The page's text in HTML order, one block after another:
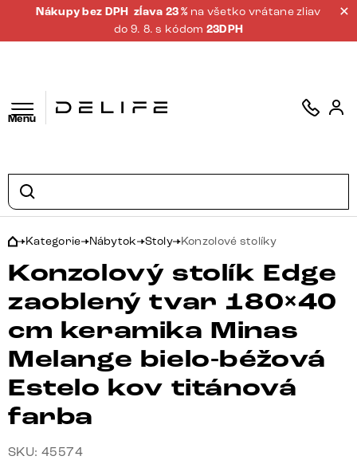
Nákupy bez DPH zĺava 23 % na všetko vrátane zliav
do 9. 8. s kódom 23DPH
Menu
Kategorie Nábytok Stoly Konzolové stolíky
Konzolový stolík Edge
zaoblený tvar 180×40
cm keramika Minas
Melange bielo-béžová
Estelo kov titánová
farba
SKU: 45574